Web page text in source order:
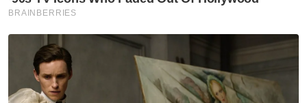
Sementara itu, Ketua Pegawai Perniagaan
Celcom Axiata Berhad, Chee Loo Fun